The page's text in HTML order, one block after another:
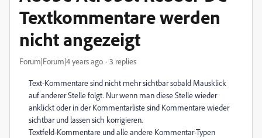
Textkommentare werden
nicht angezeigt
Forum|Forum|4 years ago 3 replies
Text-Kommentare sind nicht mehr sichtbar sobald Mausklick
auf anderer Stelle folgt. Nur wenn man diese Stelle wieder
anklickt oder in der Kommentarliste sind Kommentare wieder
sichtbar und lassen sich korrigieren.
Textfeld-Kommentare und alle andere Kommentar-Typen